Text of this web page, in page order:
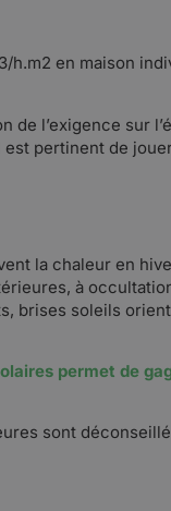
h.m2 en maison
de l’exigence sur
est pertinent de
la chaleur en
à
brises soleils
permet de
sont